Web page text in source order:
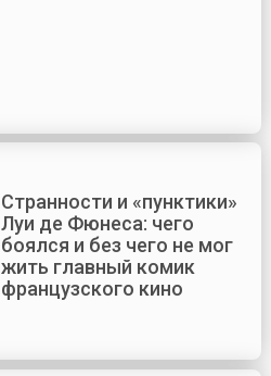
Странности и «пунктики»
Луи де Фюнеса: чего
боялся и без чего не мог
жить главный комик
французского кино